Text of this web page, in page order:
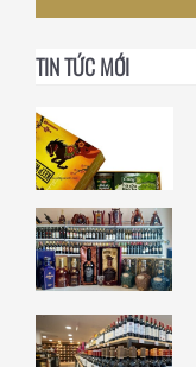
TIN TỨC MỚI